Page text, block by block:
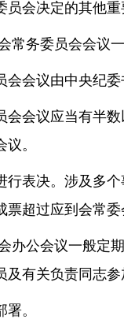
员会决定的其他
常务委员会会议
会会议由中央纪
会会议应当有半
。
行表决。涉及多
票超过应到会常
办公会议一般定
及有关负责同志
。